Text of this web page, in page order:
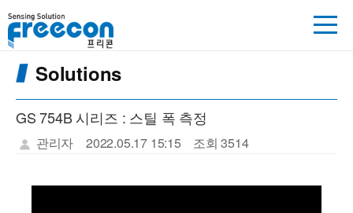
Solutions
GS 754B 시리즈 : 스틸 폭 측정
관리자 2022.05.17 15:15 조회 3514